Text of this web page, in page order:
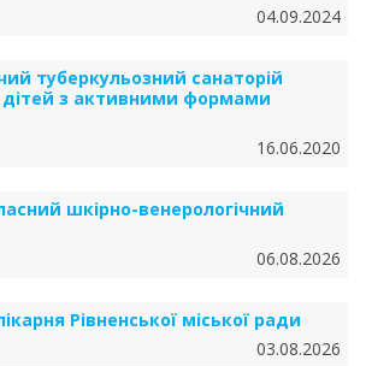
04.09.2024
туберкульозний санаторій
з активними формами
16.06.2020
шкірно-венерологічний
06.08.2026
Рівненської міської ради
03.08.2026